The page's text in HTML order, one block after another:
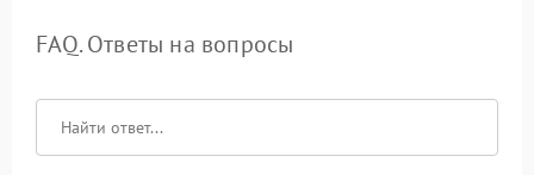
FAQ. Ответы на вопросы